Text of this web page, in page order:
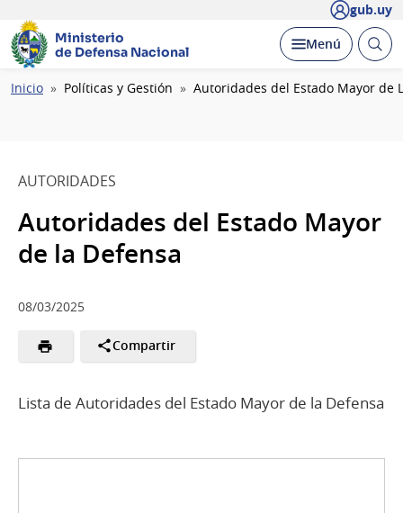
gub.uy
Ministerio
de Defensa Nacional
Desplegar
Menú Abrir
Ruta
Inicio Políticas y Gestión Autoridades del Estado Mayor de
AUTORIDADES
Autoridades del Estado Mayor
de la Defensa
08/03/2025
Compartir
Lista de Autoridades del Estado Mayor de la Defensa